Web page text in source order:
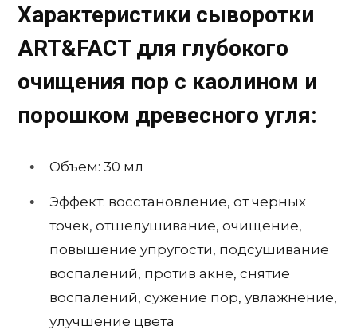
Характеристики сыворотки
ART&FACT для глубокого
очищения пор с каолином и
порошком древесного угля:
Объем: 30 мл
Эффект: восстановление, от черных
точек, отшелушивание, очищение,
повышение упругости, подсушивание
воспалений, против акне, снятие
воспалений, сужение пор, увлажнение,
улучшение цвета